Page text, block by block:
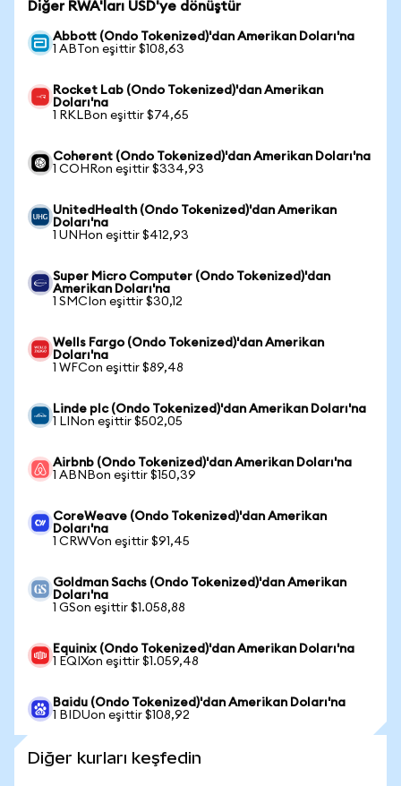
Diğer RWA'ları USD'ye dönüştür
Abbott (Ondo Tokenized)'dan Amerikan Doları'na
1 ABTon eşittir $108,63
Rocket Lab (Ondo Tokenized)'dan Amerikan
Doları'na
1 RKLBon eşittir $74,65
Coherent (Ondo Tokenized)'dan Amerikan Doları'na
1 COHRon eşittir $334,93
UnitedHealth (Ondo Tokenized)'dan Amerikan
Doları'na
1 UNHon eşittir $412,93
Super Micro Computer (Ondo Tokenized)'dan
Amerikan Doları'na
1 SMCIon eşittir $30,12
Wells Fargo (Ondo Tokenized)'dan Amerikan
Doları'na
1 WFCon eşittir $89,48
Linde plc (Ondo Tokenized)'dan Amerikan Doları'na
1 LINon eşittir $502,05
Airbnb (Ondo Tokenized)'dan Amerikan Doları'na
1 ABNBon eşittir $150,39
CoreWeave (Ondo Tokenized)'dan Amerikan
Doları'na
1 CRWVon eşittir $91,45
Goldman Sachs (Ondo Tokenized)'dan Amerikan
Doları'na
1 GSon eşittir $1.058,88
Equinix (Ondo Tokenized)'dan Amerikan Doları'na
1 EQIXon eşittir $1.059,48
Baidu (Ondo Tokenized)'dan Amerikan Doları'na
1 BIDUon eşittir $108,92
Diğer kurları keşfedin